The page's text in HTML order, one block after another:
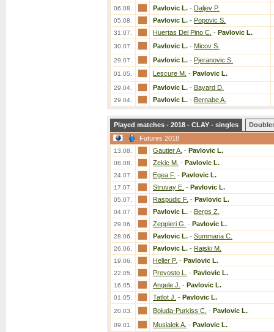
06.08. Pavlovic L. - Daljev P.
05.08. Pavlovic L. - Popovic S.
31.07. Huertas Del Pino C. - Pavlovic L.
30.07. Pavlovic L. - Micov S.
29.07. Pavlovic L. - Pjeranovic S.
01.05. Lescure M. - Pavlovic L.
29.04. Pavlovic L. - Bayard D.
29.04. Pavlovic L. - Bernabe A.
Played matches - 2018 - CLAY - singles
Futures 2018
13.08. Gautier A. - Pavlovic L.
08.08. Zekic M. - Pavlovic L.
24.07. Egea F. - Pavlovic L.
17.07. Struvay E. - Pavlovic L.
05.07. Raspudic F. - Pavlovic L.
04.07. Pavlovic L. - Bergs Z.
29.06. Zeppieri G. - Pavlovic L.
28.06. Pavlovic L. - Summaria C.
26.06. Pavlovic L. - Rajski M.
19.06. Heller P. - Pavlovic L.
22.05. Prevosto L. - Pavlovic L.
16.05. Angele J. - Pavlovic L.
01.05. Tatlot J. - Pavlovic L.
20.03. Boluda-Purkiss C. - Pavlovic L.
09.01. Musialek A. - Pavlovic L.